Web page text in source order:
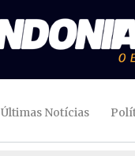
Últimas Notícias